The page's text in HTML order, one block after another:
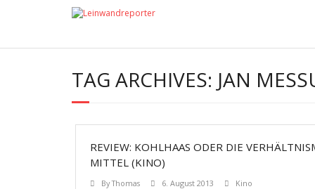
TAG ARCHIVES: JAN
REVIEW: KOHLHAAS ODER DIE
ITTEL (KINO)
ByThomas 6. August 2013
Kino